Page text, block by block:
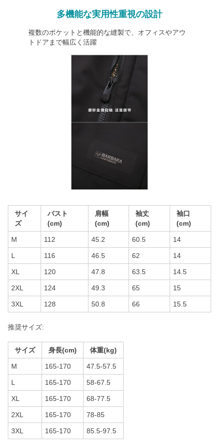
多機能な実用性重視の設計
複数のポケットと機能的な縫製で、オフィスやアウ
トドアまで幅広く活躍
サイ
ズ
バスト
(cm)
肩幅
(cm)
袖丈
(cm)
袖口
(cm)
M 112 45.2 60.5 14
L 116 46.5 62 14
XL 120 47.8 63.5 14.5
2XL 124 49.3 65 15
3XL 128 50.8 66 15.5
推奨サイズ:
サイズ 身長(cm) 体重(kg)
M 165-170 47.5-57.5
L 165-170 58-67.5
XL 165-170 68-77.5
2XL 165-170 78-85
3XL 165-170 85.5-97.5